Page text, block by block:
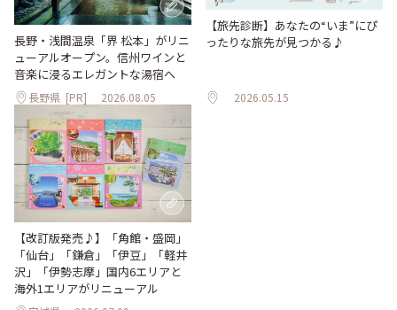
長野・浅間温泉「界 松本」がリニ
ューアルオープン。信州ワインと
音楽に浸るエレガントな湯宿へ
長野県 [PR] 2026.08.05
【旅先診断】あなたの“いま”にぴ
ったりな旅先が見つかる♪
2026.05.15
【改訂版発売♪】「角館・盛岡」
「仙台」「鎌倉」「伊豆」「軽井
沢」「伊勢志摩」国内6エリアと
海外1エリアがリニューアル